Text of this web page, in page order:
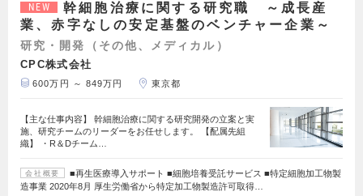
NEW
幹細胞治療に関する研究職 ～成長産
業、赤字なしの安定基盤のベンチャー企業～
研究・開発（その他、メディカル）
CPC株式会社
600万円 ～ 849万円 東京都
【主な仕事内容】 幹細胞治療に関する研究開発の立案と実
施、研究チームのリーダーをお任せします。 【配属先組
織】 ・R＆Dチーム…
会社概要
■再生医療導入サポート ■細胞培養受託サービス ■特定細胞加工物製
造事業 2020年8月 厚生労働省から特定加工物製造許可取得…